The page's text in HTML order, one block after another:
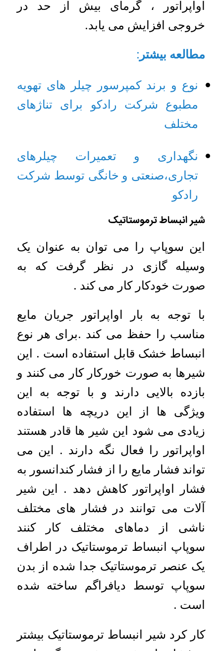
اواپراتور ، گرمای بیش از حد در
خروجی افزایش می یابد.
مطالعه بیشتر :
نوع و برند کمپرسور چیلر های تهویه
مطبوع شرکت رادکو برای تناژهای
مختلف
نگهداری و تعمیرات چیلرهای
تجاری،صنعتی و خانگی توسط شرکت
رادکو
شیر انبساط ترموستاتیک
این سوپاپ را می توان به عنوان یک
وسیله گازی در نظر گرفت که به
صورت خودکار کار می کند .
با توجه به بار اواپراتور جریان مایع
مناسب را حفظ می کند .برای هر نوع
انبساط خشک قابل استفاده است . این
شیرها به صورت خورکار کار می کنند و
بازده بالایی دارند و با توجه به این
ویژگی ها از این دریچه ها استفاده
زیادی می شود این شیر ها قادر هستند
اواپراتور را فعال نگه دارند . این می
تواند فشار مایع را از فشار کندانسور به
فشار اواپراتور کاهش دهد . این شیر
آلات می توانند در فشار های مختلف
ناشی از دماهای مختلف کار کنند
سوپاپ انبساط ترموستاتیک در اطراف
یک عنصر ترموستاتیک جدا شده از بدن
سوپاپ توسط دیافراگم ساخته شده
است .
کار کرد شیر انبساط ترموستاتیک بیشتر